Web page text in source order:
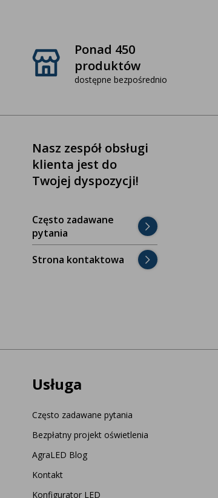
Ponad 450
produktów
dostępne bezpośrednio
Nasz zespół obsługi
klienta jest do
Twojej dyspozycji!
Często zadawane
pytania
Strona kontaktowa
Usługa
Często zadawane pytania
Bezpłatny projekt oświetlenia
AgraLED Blog
Kontakt
Konfigurator LED